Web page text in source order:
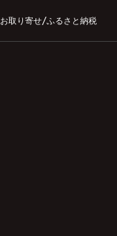
お取り寄せ/ふるさと納税